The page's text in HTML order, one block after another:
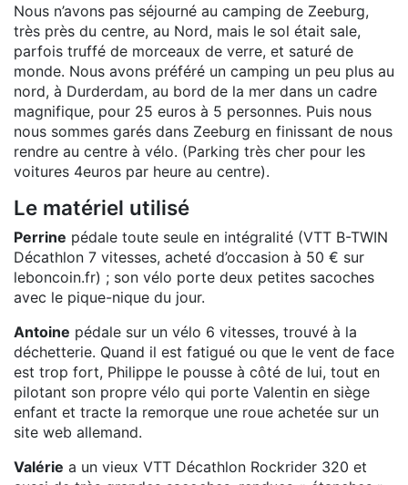
Nous n’avons pas séjourné au camping de Zeeburg,
très près du centre, au Nord, mais le sol était sale,
parfois truffé de morceaux de verre, et saturé de
monde. Nous avons préféré un camping un peu plus au
nord, à Durderdam, au bord de la mer dans un cadre
magnifique, pour 25 euros à 5 personnes. Puis nous
nous sommes garés dans Zeeburg en finissant de nous
rendre au centre à vélo. (Parking très cher pour les
voitures 4euros par heure au centre).
Le matériel utilisé
Perrine pédale toute seule en intégralité (VTT B-TWIN
Décathlon 7 vitesses, acheté d’occasion à 50 € sur
leboncoin.fr) ; son vélo porte deux petites sacoches
avec le pique-nique du jour.
Antoine pédale sur un vélo 6 vitesses, trouvé à la
déchetterie. Quand il est fatigué ou que le vent de face
est trop fort, Philippe le pousse à côté de lui, tout en
pilotant son propre vélo qui porte Valentin en siège
enfant et tracte la remorque une roue achetée sur un
site web allemand.
Valérie a un vieux VTT Décathlon Rockrider 320 et